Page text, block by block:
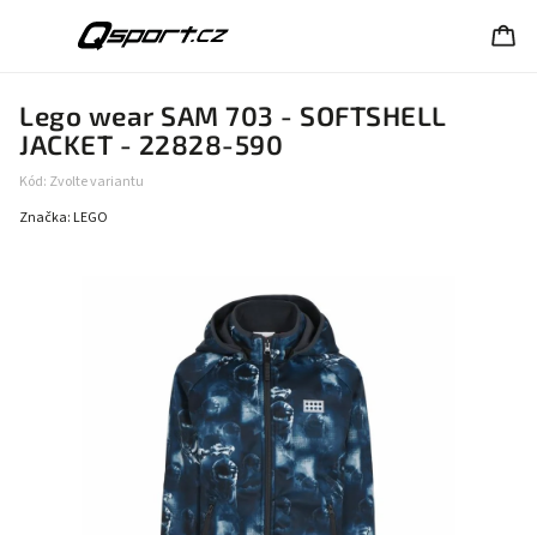
Lego wear SAM 703 - SOFTSHELL
JACKET - 22828-590
Kód: Zvolte variantu
Značka: LEGO